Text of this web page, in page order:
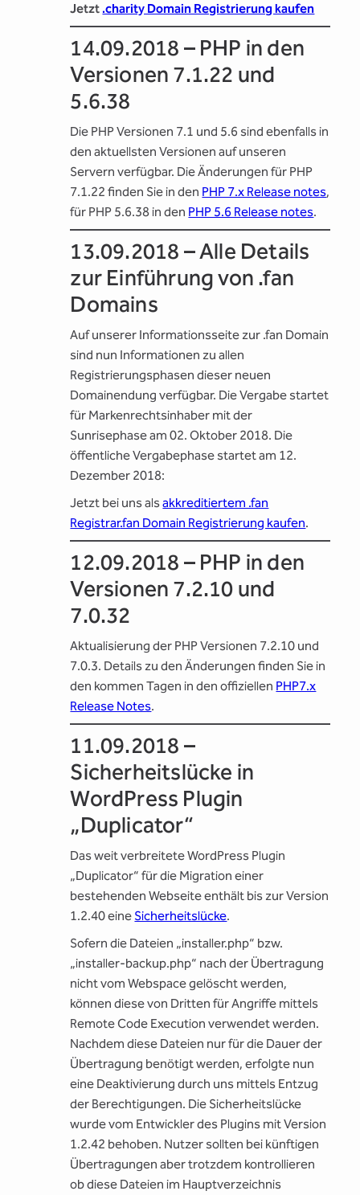
Jetzt .charity Domain Registrierung kaufen
14.09.2018 – PHP in den
Versionen 7.1.22 und
5.6.38
Die PHP Versionen 7.1 und 5.6 sind ebenfalls in
den aktuellsten Versionen auf unseren
Servern verfügbar. Die Änderungen für PHP
7.1.22 finden Sie in den PHP 7.x Release notes,
für PHP 5.6.38 in den PHP 5.6 Release notes.
13.09.2018 – Alle Details
zur Einführung von .fan
Domains
Auf unserer Informationsseite zur .fan Domain
sind nun Informationen zu allen
Registrierungsphasen dieser neuen
Domainendung verfügbar. Die Vergabe startet
für Markenrechtsinhaber mit der
Sunrisephase am 02. Oktober 2018. Die
öffentliche Vergabephase startet am 12.
Dezember 2018:
Jetzt bei uns alsakkreditiertem .fan
Registrar.fan Domain Registrierung kaufen.
12.09.2018 – PHP in den
Versionen 7.2.10 und
7.0.32
Aktualisierung der PHP Versionen 7.2.10 und
7.0.3. Details zu den Änderungen finden Sie in
den kommen Tagen in den offiziellen PHP7.x
Release Notes.
11.09.2018 –
Sicherheitslücke in
WordPress Plugin
„Duplicator“
Das weit verbreitete WordPress Plugin
„Duplicator“ für die Migration einer
bestehenden Webseite enthält bis zur Version
1.2.40 eine Sicherheitslücke.
Sofern die Dateien „installer.php“ bzw.
„installer-backup.php“ nach der Übertragung
nicht vom Webspace gelöscht werden,
können diese von Dritten für Angriffe mittels
Remote Code Execution verwendet werden.
Nachdem diese Dateien nur für die Dauer der
Übertragung benötigt werden, erfolgte nun
eine Deaktivierung durch uns mittels Entzug
der Berechtigungen. Die Sicherheitslücke
wurde vom Entwickler des Plugins mit Version
1.2.42 behoben. Nutzer sollten bei künftigen
Übertragungen aber trotzdem kontrollieren
ob diese Dateien im Hauptverzeichnis